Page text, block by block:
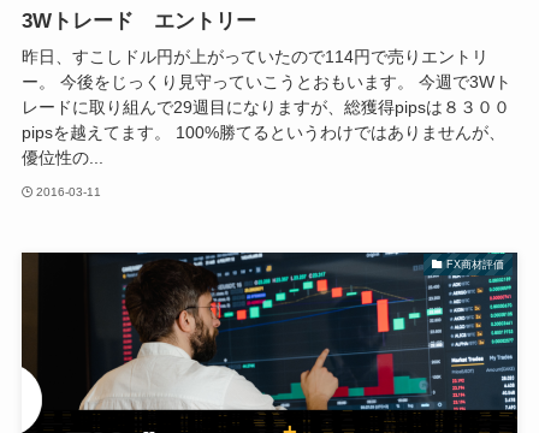
3Wトレード エントリー
昨日、すこしドル円が上がっていたので114円で売りエントリ
ー。 今後をじっくり見守っていこうとおもいます。 今週で3Wト
レードに取り組んで29週目になりますが、総獲得pipsは８３００
pipsを越えてます。 100%勝てるというわけではありませんが、
優位性の...
2016-03-11
FX商材評価